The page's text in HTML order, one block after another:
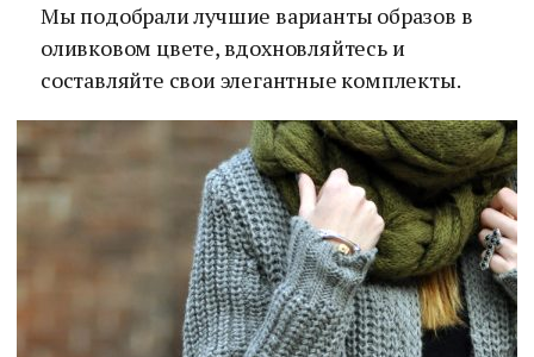
Мы подобрали лучшие варианты образов в
оливковом цвете, вдохновляйтесь и
составляйте свои элегантные комплекты.